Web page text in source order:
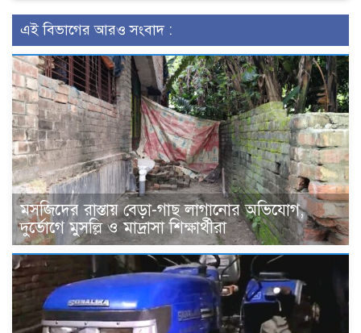
এই বিভাগের আরও সংবাদ :
মসজিদের রাস্তায় বেড়া-গাছ লাগানোর অভিযোগ,
দুর্ভোগে মুসল্লি ও মাদ্রাসা শিক্ষার্থীরা